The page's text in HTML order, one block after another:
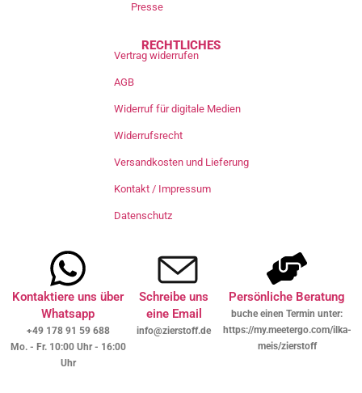
Presse
RECHTLICHES
Vertrag widerrufen
AGB
Widerruf für digitale Medien
Widerrufsrecht
Versandkosten und Lieferung
Kontakt / Impressum
Datenschutz
Kontaktiere uns über
Whatsapp
+49 178 91 59 688
Mo. - Fr. 10:00 Uhr - 16:00
Uhr
Schreibe uns
eine Email
info@zierstoff.de
Persönliche Beratung
buche einen Termin unter:
https://my.meetergo.com/ilka-
meis/zierstoff